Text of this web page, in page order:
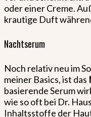
oder einer Creme.
krautige Duft
Nachtserum
Noch relativ neu im
meiner Basics, ist das
basierende Serum
wie so oft bei Dr.
Inhaltsstoffe der